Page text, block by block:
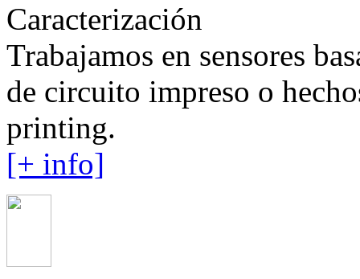
Caracterización
Trabajamos en sensores
de circuito impreso o
printing.
[+ info]